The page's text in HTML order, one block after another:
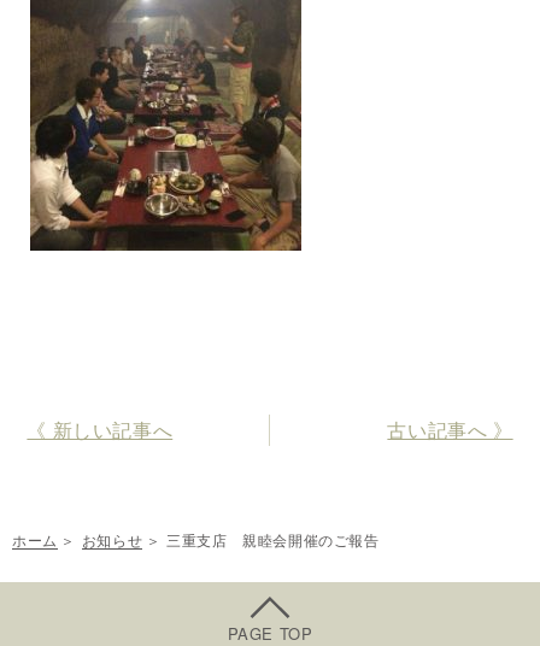
《 新しい記事へ 古い記事へ 》
ホーム お知らせ 三重支店 親睦会開催のご報告
PAGE TOP